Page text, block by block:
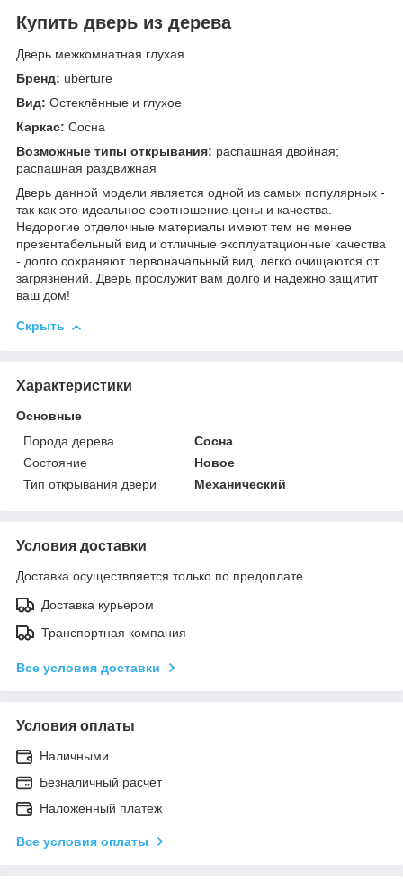
Купить дверь из дерева
Дверь межкомнатная глухая
Бренд: uberture
Вид: Остеклённые и глухое
Каркас: Сосна
Возможные типы открывания: распашная двойная;
распашная раздвижная
Дверь данной модели является одной из самых популярных -
так как это идеальное соотношение цены и качества.
Недорогие отделочные материалы имеют тем не менее
презентабельный вид и отличные эксплуатационные качества
- долго сохраняют первоначальный вид, легко очищаются от
загрязнений. Дверь прослужит вам долго и надежно защитит
ваш дом!
Скрыть
Характеристики
Основные
Порода дерева
Сосна
Состояние
Новое
Тип открывания двери
Механический
Условия доставки
Доставка осуществляется только по предоплате.
Доставка курьером
Транспортная компания
Все условия доставки
Условия оплаты
Наличными
Безналичный расчет
Наложенный платеж
Все условия оплаты